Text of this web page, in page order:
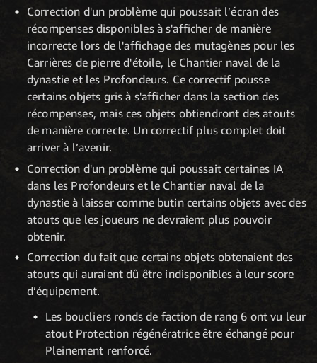
Correction d'un problème qui poussait l’écran des
récompenses disponibles à s'afficher de manière
incorrecte lors de l'affichage des mutagènes pour les
Carrières de pierre d'étoile, le Chantier naval de la
dynastie et les Profondeurs. Ce correctif pousse
certains objets gris à s'afficher dans la section des
récompenses, mais ces objets obtiendront des atouts
de manière correcte. Un correctif plus complet doit
arriver à l’avenir.
Correction d'un problème qui poussait certaines IA
dans les Profondeurs et le Chantier naval de la
dynastie à laisser comme butin certains objets avec des
atouts que les joueurs ne devraient plus pouvoir
obtenir.
Correction du fait que certains objets obtenaient des
atouts qui auraient dû être indisponibles à leur score
d’équipement.
Les boucliers ronds de faction de rang 6 ont vu leur
atout Protection régénératrice être échangé pour
Pleinement renforcé.